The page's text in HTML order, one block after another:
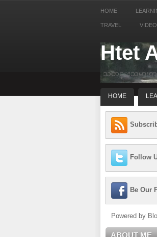
HOME
TRAVEL VIDEO
Htet
သတင္းသမားတဦ
HOME
Follow
Be Our
Powered by
ABOUT ME